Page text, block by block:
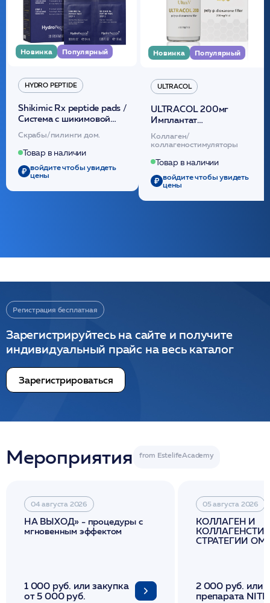
Новинка Популярный
HYDRO PEPTIDE
Shikimic Rx peptide pads /
Cистема с шикимовой
кислотой обновляющая
(30шт) /HP
Скрабы/пилинги дом.
Товар в наличии
войдите чтобы увидеть
цены
Новинка Популярный
ULTRACOL
ULTRACOL 200мг
Имплантат
внутридермальный,
стерильный на основе
полидиоксанона
/ULTRACOL
Коллаген/
коллагеностимуляторы
Товар в наличии
войдите чтобы увидеть
цены
Регистрация бесплатная
Зарегистрируйтесь на сайте и получите
индивидуальный прайс на весь каталог
Зарегистрироваться
Мероприятия
04 августа 2026
НА ВЫХОД» - процедуры с
мгновенным эффектом
1 000 руб. или закупка
от 5 000 руб.
05 августа 2026
КОЛЛАГЕН И
СТРАТЕГИИ
2 000 руб. или
препарата